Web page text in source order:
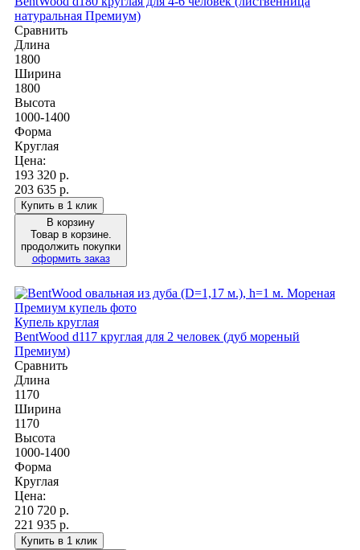
натуральная Премиум)
Сравнить
Длина
1800
Ширина
1800
Высота
1000-1400
Форма
Круглая
Цена:
193 320 р.
203 635 р.
Купить в 1 клик
В корзину
Товар в корзине.
продолжить покупки
оформить заказ
Купель круглая
BentWood d117 круглая для 2 человек (дуб мореный
Премиум)
Сравнить
Длина
1170
Ширина
1170
Высота
1000-1400
Форма
Круглая
Цена:
210 720 р.
221 935 р.
Купить в 1 клик